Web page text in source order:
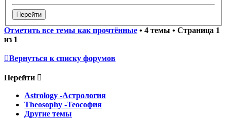
Отметить все темы как прочтённые • 4 темы • Страница 1
из 1
Вернуться к списку форумов
Перейти
Astrology -Астрология
Theosophy -Теософия
Другие темы